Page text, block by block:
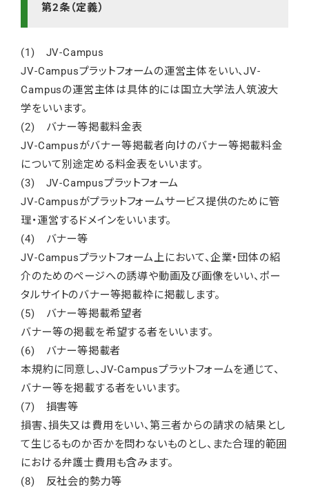
第2条（定義）
(1) JV-Campus
JV-Campusプラットフォームの運営主体をいい、JV-
Campusの運営主体は具体的には国立大学法人筑波大
学をいいます。
(2) バナー等掲載料金表
JV-Campusがバナー等掲載者向けのバナー等掲載料金
について別途定める料金表をいいます。
(3) JV-Campusプラットフォーム
JV-Campusがプラットフォームサービス提供のために管
理・運営するドメインをいいます。
(4) バナー等
JV-Campusプラットフォーム上において、企業・団体の紹
介のためのページへの誘導や動画及び画像をいい、ポー
タルサイトのバナー等掲載枠に掲載します。
(5) バナー等掲載希望者
バナー等の掲載を希望する者をいいます。
(6) バナー等掲載者
本規約に同意し、JV-Campusプラットフォームを通じて、
バナー等を掲載する者をいいます。
(7) 損害等
損害、損失又は費用をいい、第三者からの請求の結果とし
て生じるものか否かを問わないものとし、また合理的範囲
における弁護士費用も含みます。
(8) 反社会的勢力等